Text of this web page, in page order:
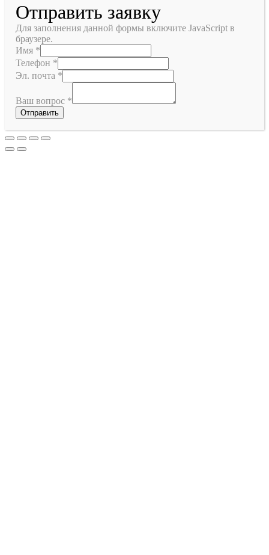
Отправить заявку
Для заполнения данной формы включите JavaScript в
браузере.
Имя *
Телефон *
Эл. почта *
Ваш вопрос *
Отправить